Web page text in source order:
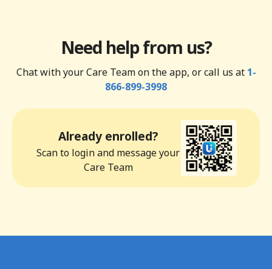
Need help from us?
Chat with your Care Team on the app, or call us at 1-
866-899-3998
Already enrolled?
Scan to login and message your
Care Team